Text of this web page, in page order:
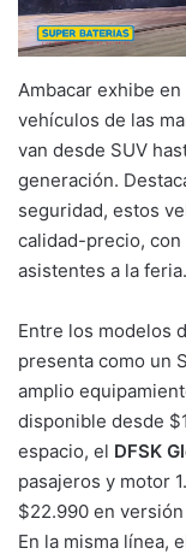
Ambacar exhibe
vehículos de las
van desde SUV
generación.
seguridad, estos
calidad-precio,
asistentes a la feria.
Entre los modelos
presenta como un
amplio
disponible desde
espacio, el DFSK
pasajeros y motor
$22.990 en
En la misma línea,